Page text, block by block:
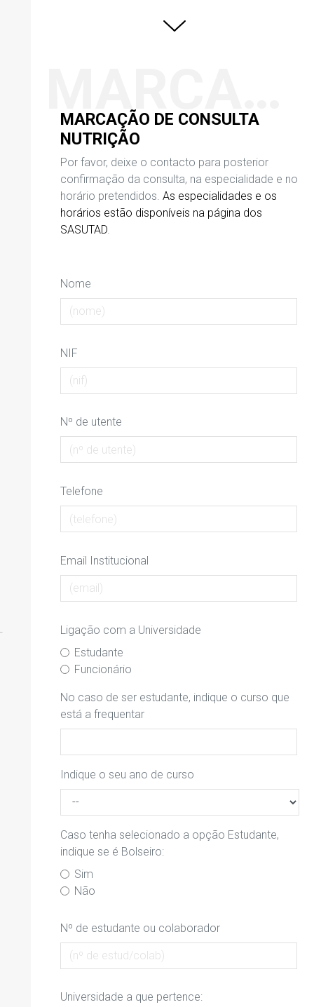
MARCAÇÃO DE CONSULTA
NUTRIÇÃO
Por favor, deixe o contacto para posterior
confirmação da consulta, na especialidade e no
horário pretendidos. As especialidades e os
horários estão disponíveis na página dos
SASUTAD.
Nome
NIF
Nº de utente
Telefone
Email Institucional
Ligação com a Universidade
Estudante
Funcionário
No caso de ser estudante, indique o curso que
está a frequentar
Indique o seu ano de curso
Caso tenha selecionado a opção Estudante,
indique se é Bolseiro:
Sim
Não
Nº de estudante ou colaborador
Universidade a que pertence: